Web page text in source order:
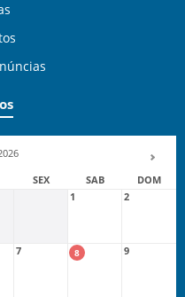
SEX SAB
DOM
1
2
7 8 9